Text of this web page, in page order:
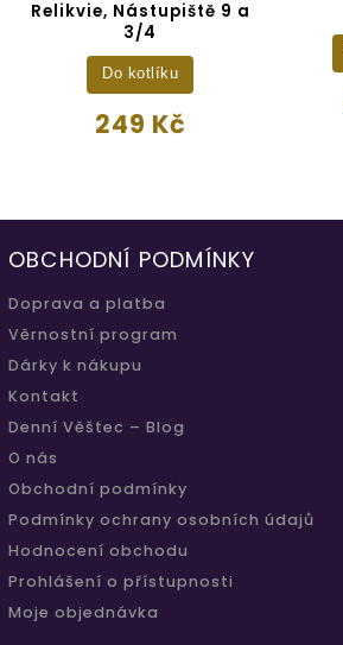
Relikvie, Nástupiště 9 a
3/4
249 Kč
Do kotlíku
OBCHODNÍ PODMÍNKY
Doprava a platba
Věrnostní program
Dárky k nákupu
Kontakt
Denní Věštec – Blog
O nás
Obchodní podmínky
Podmínky ochrany osobních údajů
Hodnocení obchodu
Prohlášení o přístupnosti
Moje objednávka